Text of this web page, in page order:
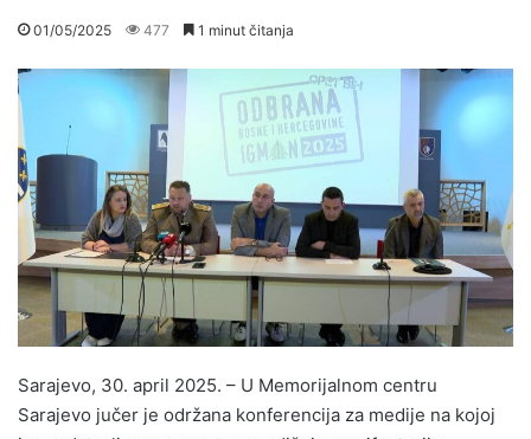
01/05/2025 477 1 minut čitanja
Sarajevo, 30. april 2025. – U Memorijalnom centru
Sarajevo jučer je održana konferencija za medije na kojoj